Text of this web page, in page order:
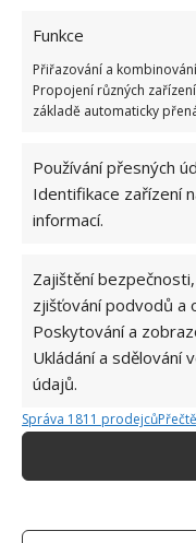
Funkce
Přiřazování a
Propojení různých
základě automaticky
Používání přesných
Identifikace zařízení
informací.
Zajištění
zjišťování podvodů a
Poskytování a
Ukládání a sdělování
údajů.
Správa 1811 prodejců
OBKLADY SPÁRY
KOMENTOVAT